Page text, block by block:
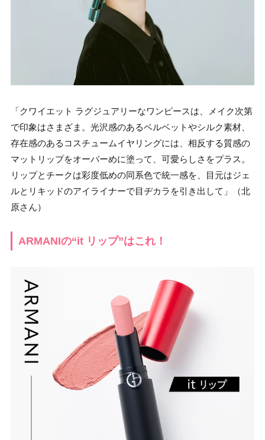
「クワイエット ラグジュアリーなワンピースは、メイク次第
で印象はさまざま。光沢感のあるベルベットやシルク素材、
存在感のあるコスチュームイヤリングには、相反する質感の
マットリップをオーバーめに塗って、可愛らしさをプラス。
リップとチークは彩度低めの同系色で統一感を、目元はジェ
ルとリキッドのアイライナーで目ヂカラを引き出して」（北
原さん）
ARMANIの“it リップ”はこれ！